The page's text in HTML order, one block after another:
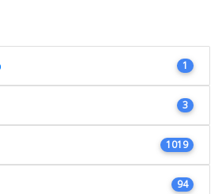
1
3
1019
94